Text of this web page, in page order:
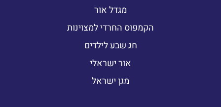
מגדל אור
הקמפוס החרדי למצוינות
חג שבע לילדים
אור ישראלי
מגן ישראל